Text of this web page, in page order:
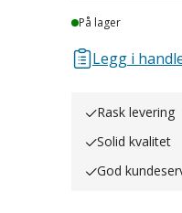
Lager
På lager
Legg i
Rask levering
Solid kvalitet
God